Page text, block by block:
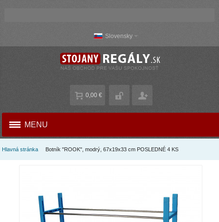
Slovensky
0,00 €
MENU
Hlavná stránka Botník "ROOK", modrý, 67x19x33 cm POSLEDNÉ 4 KS